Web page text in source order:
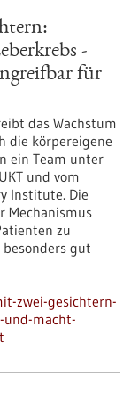
-
für
das Wachstum
die körpereigene
ein Team unter
und vom
Institute. Die
Mechanismus
zu
gut
zwei-gesichtern-
und-macht-